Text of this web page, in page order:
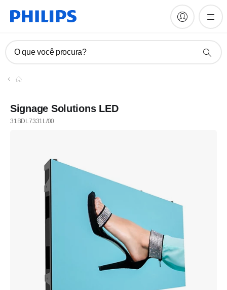
O que você procura?
Signage Solutions LED
31BDL7331L/00